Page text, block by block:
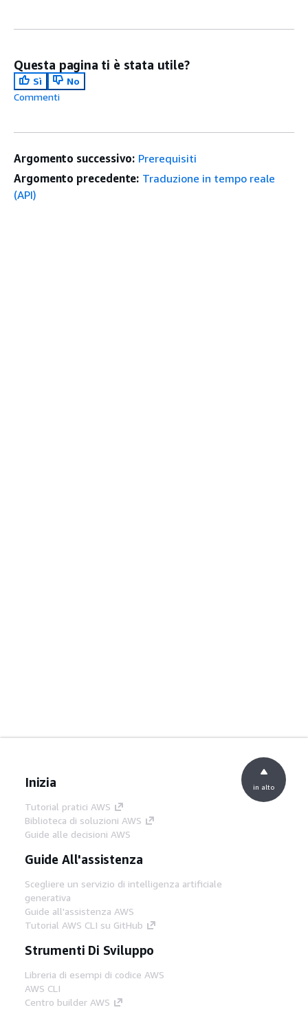
Questa pagina ti è stata utile?
Sì
No
Commenti
Argomento successivo: Prerequisiti
Argomento precedente: Traduzione in tempo reale
(API)
Inizia
Tutorial pratici AWS
Biblioteca di soluzioni AWS
Guide alle decisioni AWS
Guide All'assistenza
Scegliere un servizio di intelligenza artificiale
generativa
Guide all'assistenza AWS
Tutorial AWS CLI su GitHub
Strumenti Di Sviluppo
Libreria di esempi di codice AWS
AWS CLI
Centro builder AWS
in alto